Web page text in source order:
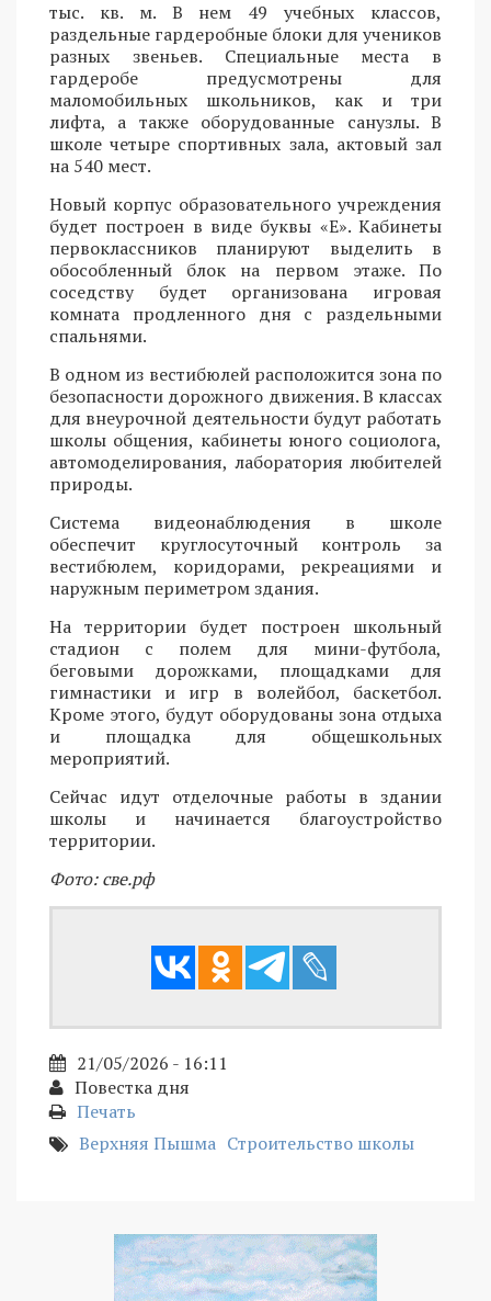
тыс. кв. м. В нем 49 учебных классов,
раздельные гардеробные блоки для учеников
разных звеньев. Специальные места в
гардеробе предусмотрены для
маломобильных школьников, как и три
лифта, а также оборудованные санузлы. В
школе четыре спортивных зала, актовый зал
на 540 мест.
Новый корпус образовательного учреждения
будет построен в виде буквы «Е». Кабинеты
первоклассников планируют выделить в
обособленный блок на первом этаже. По
соседству будет организована игровая
комната продленного дня с раздельными
спальнями.
В одном из вестибюлей расположится зона по
безопасности дорожного движения. В классах
для внеурочной деятельности будут работать
школы общения, кабинеты юного социолога,
автомоделирования, лаборатория любителей
природы.
Система видеонаблюдения в школе
обеспечит круглосуточный контроль за
вестибюлем, коридорами, рекреациями и
наружным периметром здания.
На территории будет построен школьный
стадион с полем для мини-футбола,
беговыми дорожками, площадками для
гимнастики и игр в волейбол, баскетбол.
Кроме этого, будут оборудованы зона отдыха
и площадка для общешкольных
мероприятий.
Сейчас идут отделочные работы в здании
школы и начинается благоустройство
территории.
Фото: све.рф
21/05/2026 - 16:11
Повестка дня
Печать
Верхняя Пышма Строительство школы